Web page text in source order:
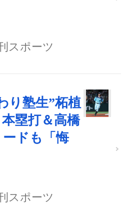
スポーツ
り塾生”柘植
塁打＆高橋
ドも「悔
スポーツ